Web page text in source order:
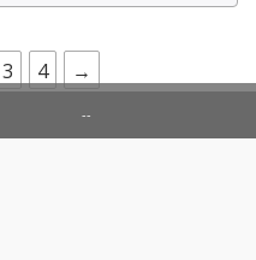
3 4 →
--